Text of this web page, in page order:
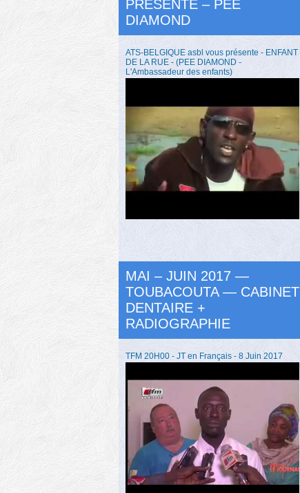
PRÉSENTE – PEE
DIAMOND
ATS-BELGIQUE asbl vous présente - ENFANT
DE LA RUE - (PEE DIAMOND -
L'Ambassadeur des enfants)
MAI – JUIN 2017 —
TOUBACOUTA — CABINET
DENTAIRE +
RADIOGRAPHIE
TFM 20H00 - JT en Français - 8 Juin 2017